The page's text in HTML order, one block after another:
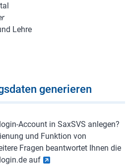
Lehre
generieren
Account in SaxSVS anlegen?
und Funktion von
Fragen beantwortet Ihnen die
auf